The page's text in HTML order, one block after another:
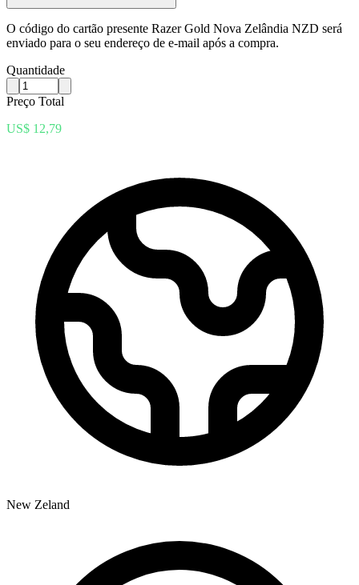
O código do cartão presente Razer Gold Nova Zelândia NZD será
enviado para o seu endereço de e-mail após a compra.
Quantidade
Preço Total
US$ 12,79
New Zeland